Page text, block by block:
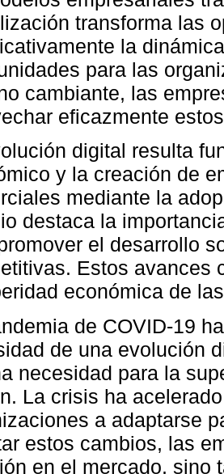
transforma las
la
para las
cambiante, las
eficazmente
digital resulta
y la creación de
mediante la
destaca la
el desarrollo
Estos avances
económica de
de COVID-19
de una evolución
necesidad para la
La crisis ha
a adaptarse
estos cambios, las
en el mercado, sino